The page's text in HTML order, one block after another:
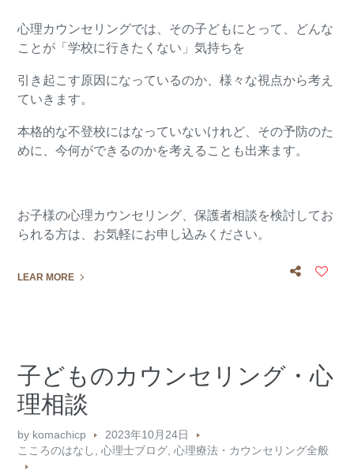
心理カウンセリングでは、その子どもにとって、どんな
ことが「学校に行きたくない」気持ちを
引き起こす原因になっているのか、様々な視点から考え
ていきます。
本格的な不登校にはなっていないけれど、その予防のた
めに、今何ができるのかを考えることも出来ます。
お子様の心理カウンセリング、保護者相談を検討してお
られる方は、お気軽にお申し込みください。
LEAR MORE
子どものカウンセリング・心
理相談
by komachicp
2023年10月24日
こころのはなし
,心理士ブログ ,心理療法・カウンセリング全般